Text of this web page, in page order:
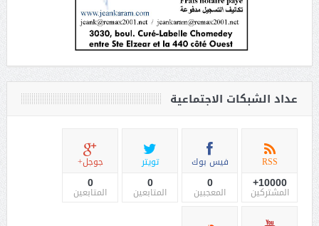
عداد الشبكات الاجتماعية
RSS
10000+
المشتركين
فيس بوك
0
المعجبين
تويتر
0
المتابعين
جوجل+
0
المتابعين